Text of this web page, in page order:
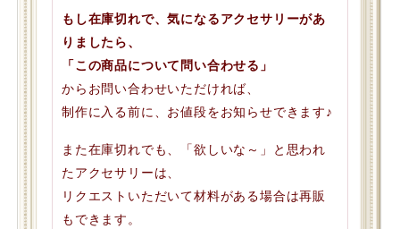
もし在庫切れで、気になるアクセサリーがあ
りましたら、
「この商品について問い合わせる」
からお問い合わせいただければ、
制作に入る前に、お値段をお知らせできます♪
また在庫切れでも、「欲しいな～」と思われ
たアクセサリーは、
リクエストいただいて材料がある場合は再販
もできます。